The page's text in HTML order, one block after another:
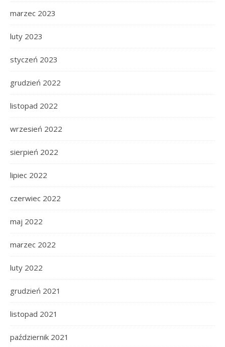
marzec 2023
luty 2023
styczeń 2023
grudzień 2022
listopad 2022
wrzesień 2022
sierpień 2022
lipiec 2022
czerwiec 2022
maj 2022
marzec 2022
luty 2022
grudzień 2021
listopad 2021
październik 2021